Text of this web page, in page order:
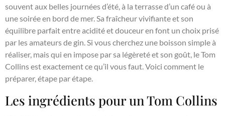
souvent aux belles journées d’été, à la terrasse d’un café ou à
une soirée en bord de mer. Sa fraîcheur vivifiante et son
équilibre parfait entre acidité et douceur en font un choix prisé
par les amateurs de gin. Si vous cherchez une boisson simple à
réaliser, mais qui en impose par sa légèreté et son goût, le Tom
Collins est exactement ce qu’il vous faut. Voici comment le
préparer, étape par étape.
Les ingrédients pour un Tom Collins